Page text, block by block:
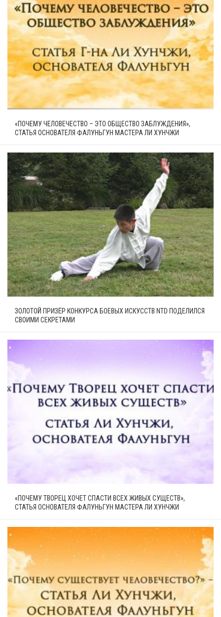
«ПОЧЕМУ ЧЕЛОВЕЧЕСТВО – ЭТО ОБЩЕСТВО ЗАБЛУЖДЕНИЯ»,
СТАТЬЯ ОСНОВАТЕЛЯ ФАЛУНЬГУН МАСТЕРА ЛИ ХУНЧЖИ
ЗОЛОТОЙ ПРИЗЁР КОНКУРСА БОЕВЫХ ИСКУССТВ NTD ПОДЕЛИЛСЯ
СВОИМИ СЕКРЕТАМИ
«ПОЧЕМУ ТВОРЕЦ ХОЧЕТ СПАСТИ ВСЕХ ЖИВЫХ СУЩЕСТВ»,
СТАТЬЯ ОСНОВАТЕЛЯ ФАЛУНЬГУН МАСТЕРА ЛИ ХУНЧЖИ